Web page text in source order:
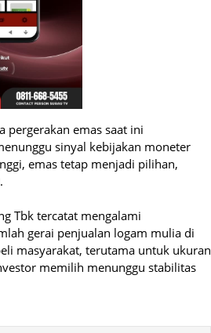
pergerakan emas saat ini
sinyal kebijakan moneter
emas tetap menjadi pilihan,
Tbk tercatat mengalami
gerai penjualan logam mulia di
masyarakat, terutama untuk ukuran
memilih menunggu stabilitas